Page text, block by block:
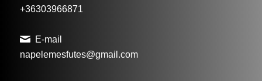
+36303966871
E-mail
napelemesfutes@gmail.com